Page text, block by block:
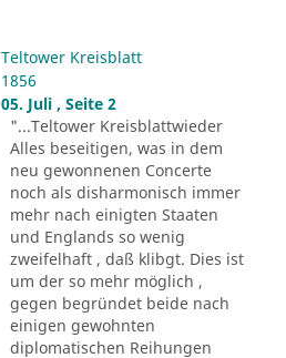
Teltower Kreisblatt
1856
05. Juli , Seite 2
"...Teltower Kreisblattwieder
Alles beseitigen, was in dem
neu gewonnenen Concerte
noch als disharmonisch immer
mehr nach einigten Staaten
und Englands so wenig
zweifelhaft , daß klibgt. Dies ist
um der so mehr möglich ,
gegen begründet beide nach
einigen gewohnten
diplomatischen Reihungen